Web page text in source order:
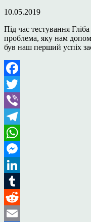
10.05.2019
Під час тестування
проблема, яку нам
був наш перший успіх
Facebook
Twitter
Viber
Telegram
WhatsApp
Messenger
LinkedIn
Tumblr
Reddit